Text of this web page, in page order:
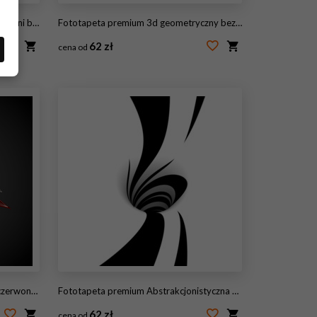
sześciany Fototapeta premium 3d geometryczny bezszwowy wzór.
cena od 62 zł
na czarnym tle Fototapeta premium Abstrakcjonistyczna czarny i biały spirala
62 zł